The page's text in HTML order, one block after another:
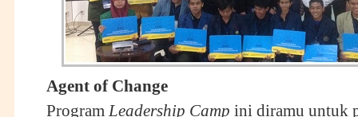
Agent of Change
Program Leadership Camp ini diramu untuk